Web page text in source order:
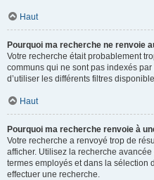
Haut
Pourquoi ma recherche ne renvoie
Votre recherche était probablement
communs qui ne sont pas indexés
d’utiliser les différents filtres
Haut
Pourquoi ma recherche renvoie à
Votre recherche a renvoyé trop de
afficher. Utilisez la recherche
termes employés et dans la sélection
effectuer une recherche.